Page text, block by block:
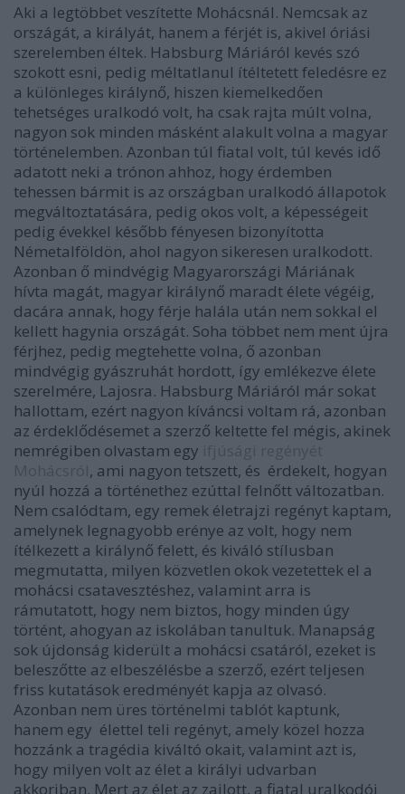
Aki a legtöbbet veszítette Mohácsnál. Nemcsak az
országát, a királyát, hanem a férjét is, akivel óriási
szerelemben éltek. Habsburg Máriáról kevés szó
szokott esni, pedig méltatlanul ítéltetett feledésre ez
a különleges királynő, hiszen kiemelkedően
tehetséges uralkodó volt, ha csak rajta múlt volna,
nagyon sok minden másként alakult volna a magyar
történelemben. Azonban túl fiatal volt, túl kevés idő
adatott neki a trónon ahhoz, hogy érdemben
tehessen bármit is az országban uralkodó állapotok
megváltoztatására, pedig okos volt, a képességeit
pedig évekkel később fényesen bizonyította
Németalföldön, ahol nagyon sikeresen uralkodott.
Azonban ő mindvégig Magyarországi Máriának
hívta magát, magyar királynő maradt élete végéig,
dacára annak, hogy férje halála után nem sokkal el
kellett hagynia országát. Soha többet nem ment újra
férjhez, pedig megtehette volna, ő azonban
mindvégig gyászruhát hordott, így emlékezve élete
szerelmére, Lajosra. Habsburg Máriáról már sokat
hallottam, ezért nagyon kíváncsi voltam rá, azonban
az érdeklődésemet a szerző keltette fel mégis, akinek
nemrégiben olvastam egy
, ami nagyon tetszett, és érdekelt, hogyan
nyúl hozzá a történethez ezúttal felnőtt változatban.
Nem csalódtam, egy remek életrajzi regényt kaptam,
amelynek legnagyobb erénye az volt, hogy nem
ítélkezett a királynő felett, és kiváló stílusban
megmutatta, milyen közvetlen okok vezetettek el a
mohácsi csatavesztéshez, valamint arra is
rámutatott, hogy nem biztos, hogy minden úgy
történt, ahogyan az iskolában tanultuk. Manapság
sok újdonság kiderült a mohácsi csatáról, ezeket is
beleszőtte az elbeszélésbe a szerző, ezért teljesen
friss kutatások eredményét kapja az olvasó.
Azonban nem üres történelmi tablót kaptunk,
hanem egy élettel teli regényt, amely közel hozza
hozzánk a tragédia kiváltó okait, valamint azt is,
hogy milyen volt az élet a királyi udvarban
akkoriban. Mert az élet az zajlott, a fiatal uralkodói